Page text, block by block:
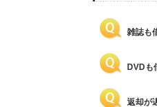
雑誌も
DVDも
返却が